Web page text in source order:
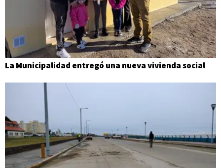
La Municipalidad entregó una nueva vivienda social